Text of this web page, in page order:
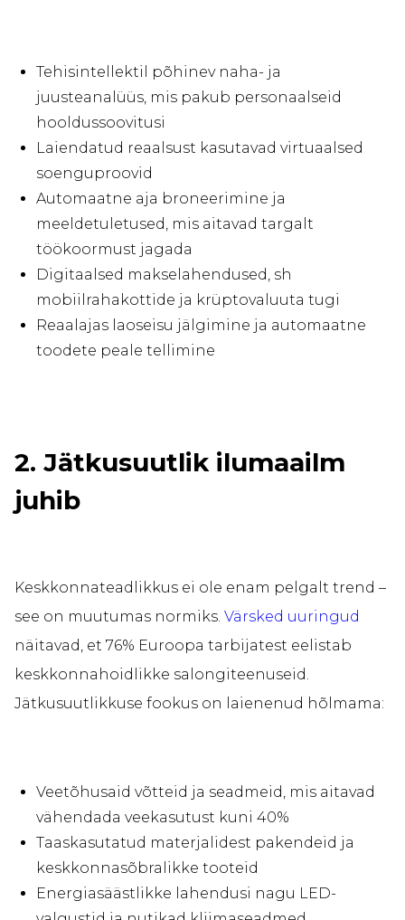
Tehisintellektil põhinev naha- ja
juusteanalüüs, mis pakub personaalseid
hooldussoovitusi
Laiendatud reaalsust kasutavad virtuaalsed
soenguproovid
Automaatne aja broneerimine ja
meeldetuletused, mis aitavad targalt
töökoormust jagada
Digitaalsed makselahendused, sh
mobiilrahakottide ja krüptovaluuta tugi
Reaalajas laoseisu jälgimine ja automaatne
toodete peale tellimine
2. Jätkusuutlik ilumaailm
juhib
Keskkonnateadlikkus ei ole enam pelgalt trend –
see on muutumas normiks. Värsked uuringud
näitavad, et 76% Euroopa tarbijatest eelistab
keskkonnahoidlikke salongiteenuseid.
Jätkusuutlikkuse fookus on laienenud hõlmama:
Veetõhusaid võtteid ja seadmeid, mis aitavad
vähendada veekasutust kuni 40%
Taaskasutatud materjalidest pakendeid ja
keskkonnasõbralikke tooteid
Energiasäästlikke lahendusi nagu LED-